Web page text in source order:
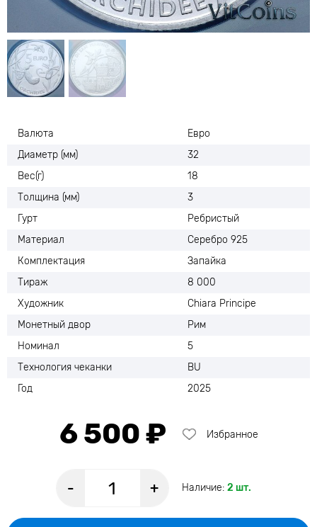
Валюта
Евро
Диаметр (мм)
32
Вес(г)
18
Толщина (мм)
3
Гурт
Ребристый
Материал
Серебро 925
Комплектация
Запайка
Тираж
8 000
Художник
Chiara Principe
Монетный двор
Рим
Номинал
5
Технология чеканки
BU
Год
2025
6 500 ₽ Избранное
- + Наличие: 2 шт.